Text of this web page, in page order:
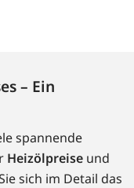
– Ein
spannende
Heizölpreise und
sich im Detail das